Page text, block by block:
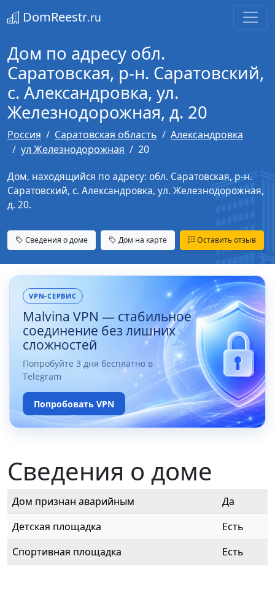
DomReestr.ru
Дом по адресу обл.
Саратовская, р-н. Саратовский,
с. Александровка, ул.
Железнодорожная, д. 20
Россия Саратовская область
Александровка
ул Железнодорожная
20
Дом, находящийся по адресу: обл. Саратовская, р-н.
Саратовский, с. Александровка, ул. Железнодорожная,
д. 20.
Сведения о доме Дом на карте Оставить отзыв
VPN-СЕРВИС
Malvina VPN — стабильное
соединение без лишних
сложностей
Попробуйте 3 дня бесплатно в
Telegram
Попробовать VPN
Сведения о доме
Дом признан аварийным
Да
Детская площадка
Есть
Спортивная площадка
Есть